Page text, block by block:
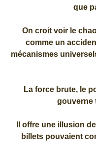
que
On croit voir le
comme un
mécanismes
La force brute, le
gouverne
Il offre une illusion
billets pouvaient